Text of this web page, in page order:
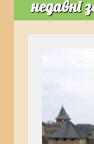
недавні